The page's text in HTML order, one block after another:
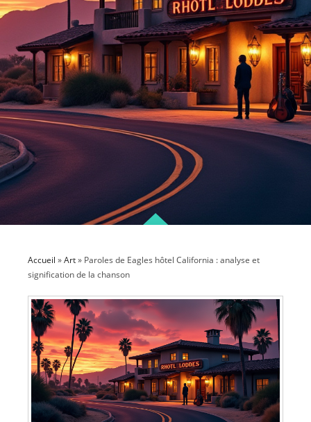
Accueil »Art» Paroles de Eagles hôtel California : analyse et
signification de la chanson